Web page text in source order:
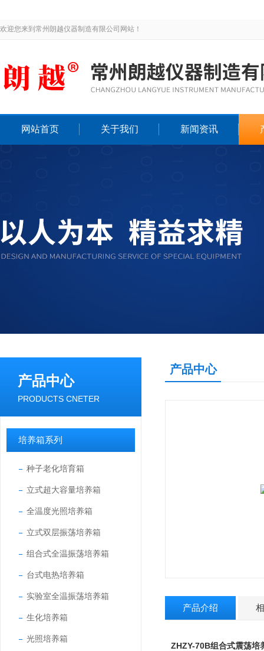
欢迎您来到常州朗越仪器制造有限公司网站！
网站首页 关于我们 新闻资讯
产品中心
PRODUCTS CNETER
培养箱系列
种子老化培育箱
立式超大容量培养箱
全温度光照培养箱
立式双层振荡培养箱
组合式全温振荡培养箱
台式电热培养箱
实验室全温振荡培养箱
生化培养箱
光照培养箱
产品中心
产品介绍
ZHZY-70B组合式震荡培